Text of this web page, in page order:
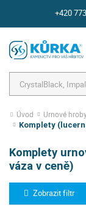
+420
Úvod Urnové
Komplety
Komplety
váza v ceně)
Zobrazit filtr